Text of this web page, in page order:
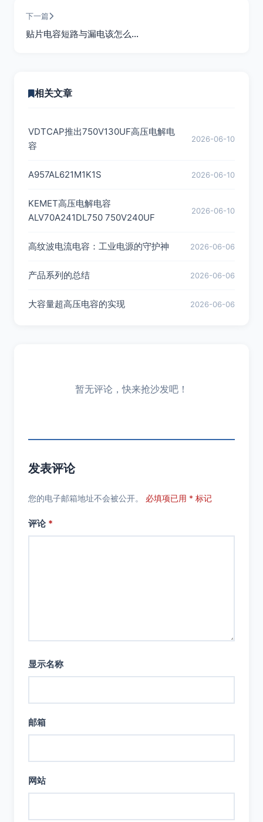
下一篇
贴片电容短路与漏电该怎么…
相关文章
VDTCAP推出750V130UF高压电解电
容
2026-06-10
A957AL621M1K1S 2026-06-10
KEMET高压电解电容
ALV70A241DL750 750V240UF
2026-06-10
高纹波电流电容：工业电源的守护神 2026-06-06
产品系列的总结 2026-06-06
大容量超高压电容的实现 2026-06-06
暂无评论，快来抢沙发吧！
发表评论
您的电子邮箱地址不会被公开。 必填项已用 * 标记
评论 *
显示名称
邮箱
网站